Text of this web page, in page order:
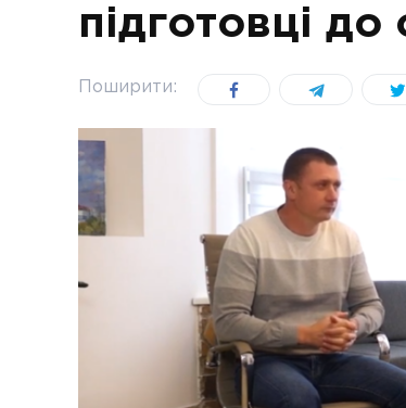
підготовці
Поширити: